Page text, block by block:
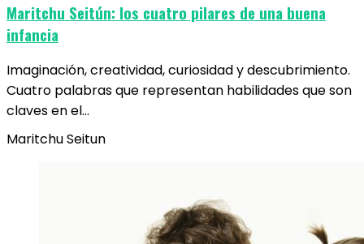
Maritchu Seitún: los cuatro pilares de una buena
infancia
Imaginación, creatividad, curiosidad y descubrimiento.
Cuatro palabras que representan habilidades que son
claves en el…
Maritchu Seitun